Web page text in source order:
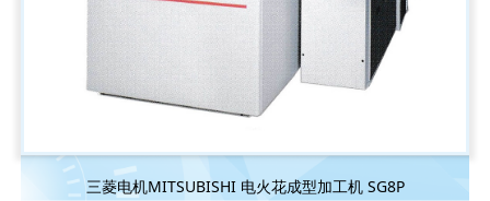
三菱电机MITSUBISHI 电火花成型加工机 SG8P